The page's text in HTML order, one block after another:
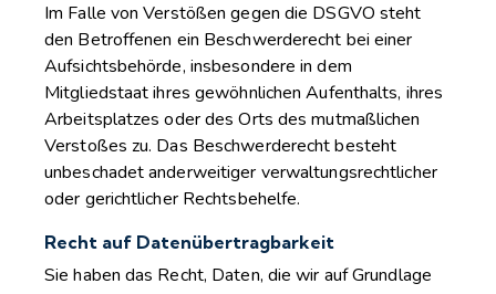
Im Falle von Verstößen gegen die DSGVO steht
den Betroffenen ein Beschwerderecht bei einer
Aufsichtsbehörde, insbesondere in dem
Mitgliedstaat ihres gewöhnlichen Aufenthalts, ihres
Arbeitsplatzes oder des Orts des mutmaßlichen
Verstoßes zu. Das Beschwerderecht besteht
unbeschadet anderweitiger verwaltungsrechtlicher
oder gerichtlicher Rechtsbehelfe.
Recht auf Datenübertragbarkeit
Sie haben das Recht, Daten, die wir auf Grundlage